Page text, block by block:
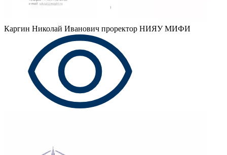
Каргин Николай Иванович проректор НИЯУ МИФИ